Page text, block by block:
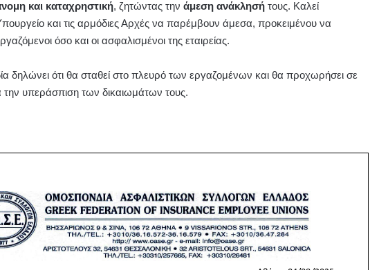
και καταχρηστική, ζητώντας τηνάμεση ανάκλησή τους. Καλεί
και τις αρμόδιες Αρχές να παρέμβουν άμεσα, προκειμένου να
όσο και οι ασφαλισμένοι της εταιρείας.
δηλώνει ότι θα σταθεί στο πλευρό των εργαζομένων και θα προχωρήσει σε
την υπεράσπιση των δικαιωμάτων τους.